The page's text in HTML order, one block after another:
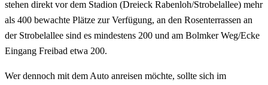
stehen direkt vor dem Stadion (Dreieck Rabenloh/Strobelallee) mehr
als 400 bewachte Plätze zur Verfügung, an den Rosenterrassen an
der Strobelallee sind es mindestens 200 und am Bolmker Weg/Ecke
Eingang Freibad etwa 200.
Wer dennoch mit dem Auto anreisen möchte, sollte sich im